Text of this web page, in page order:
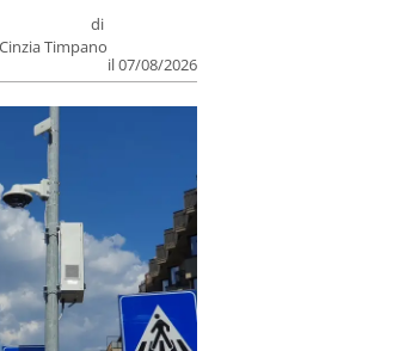
di
Cinzia Timpano
il 07/08/2026